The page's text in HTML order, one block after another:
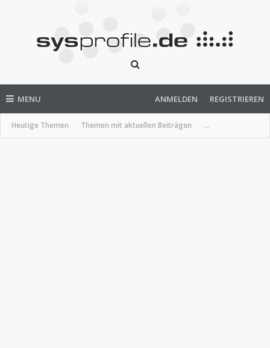
MENU
Heutige Themen Themen mit aktuellen Beiträgen ...
ANMELDEN REGISTRIEREN